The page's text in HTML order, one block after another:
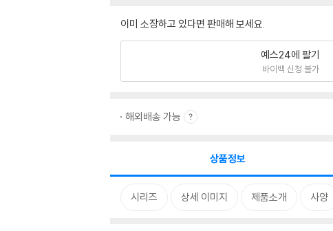
이미 소장하고 있다면 판매해 보세요.
예스24에 팔기
바이백 신청 불가
해외배송 가능
상품정보
시리즈 상세 이미지 제품소개 사양